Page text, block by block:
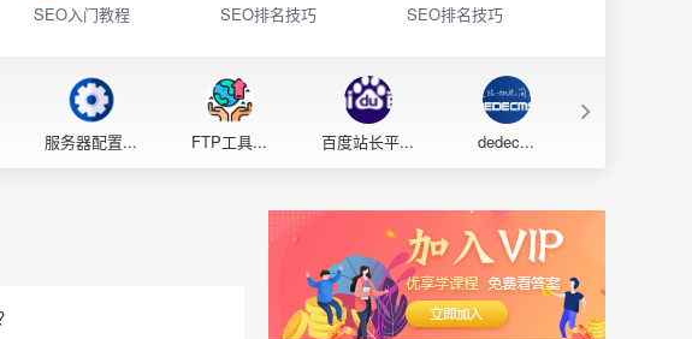
SEO入门教程
SEO排名技巧 SEO排名技巧
服务器配置... FTP工具... 百度站长平... dedec...